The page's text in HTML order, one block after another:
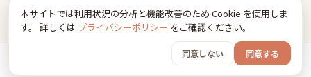
Inudia
犬とお出かけ情報
© 2026 FancyBox
本サイトでは利用状況の分析と機能改善のため Cookie を使用しま
す。 詳しくは プライバシーポリシー をご確認ください。
同意しない 同意する